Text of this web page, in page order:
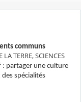
communs
TERRE, SCIENCES
: partager une culture
spécialités